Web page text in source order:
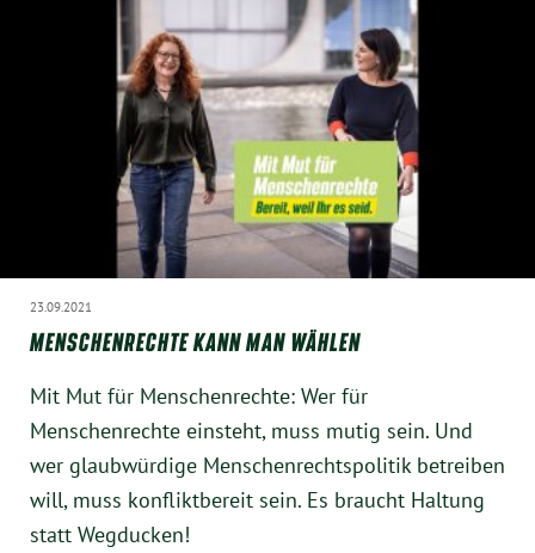
23.09.2021
MENSCHENRECHTE KANN MAN WÄHLEN
Mit Mut für Menschenrechte: Wer für
Menschenrechte einsteht, muss mutig sein. Und
wer glaubwürdige Menschenrechtspolitik betreiben
will, muss konfliktbereit sein. Es braucht Haltung
statt Wegducken!